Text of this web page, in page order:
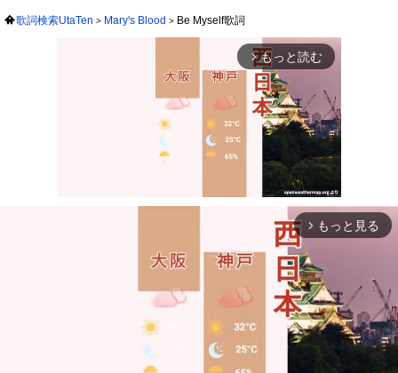
歌詞検索UtaTen Mary's Blood Be Myself歌詞
arrow_forward_ios もっと読む
Mute
arrow_forward_ios もっと見る